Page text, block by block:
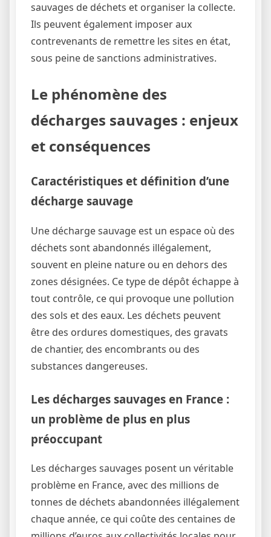
sauvages de déchets et organiser la collecte.
Ils peuvent également imposer aux
contrevenants de remettre les sites en état,
sous peine de sanctions administratives.
Le phénomène des
décharges sauvages : enjeux
et conséquences
Caractéristiques et définition d’une
décharge sauvage
Une décharge sauvage est un espace où des
déchets sont abandonnés illégalement,
souvent en pleine nature ou en dehors des
zones désignées. Ce type de dépôt échappe à
tout contrôle, ce qui provoque une pollution
des sols et des eaux. Les déchets peuvent
être des ordures domestiques, des gravats
de chantier, des encombrants ou des
substances dangereuses.
Les décharges sauvages en France :
un problème de plus en plus
préoccupant
Les décharges sauvages posent un véritable
problème en France, avec des millions de
tonnes de déchets abandonnées illégalement
chaque année, ce qui coûte des centaines de